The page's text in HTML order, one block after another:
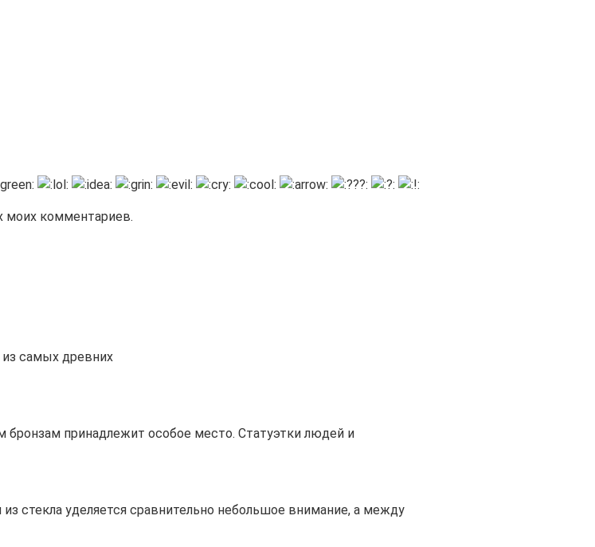
моих комментариев.
самых древних
принадлежит особое место. Статуэтки людей и
стекла уделяется сравнительно небольшое внимание, а между